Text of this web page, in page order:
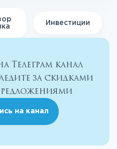
Инвестиции
Телеграм канал
за скидками
на канал